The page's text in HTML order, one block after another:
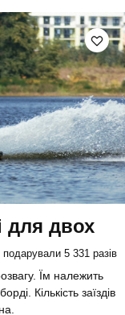
для двох
подарували 5 331 разів
Їм належить
Кількість заїздів